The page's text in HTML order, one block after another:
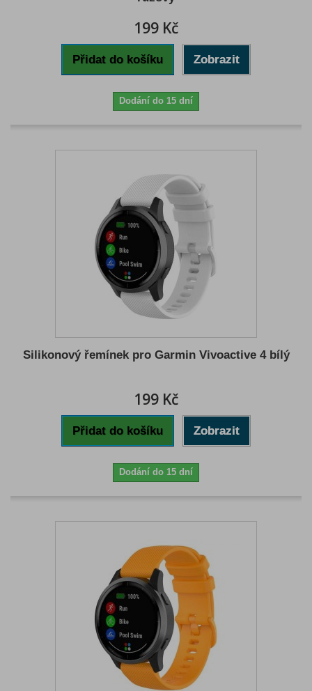
199 Kč
Přidat do košíku Zobrazit
Dodání do 15 dní
Silikonový řemínek pro Garmin Vivoactive 4 bílý
199 Kč
Přidat do košíku Zobrazit
Dodání do 15 dní